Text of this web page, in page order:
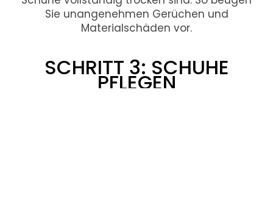
Sie unangenehmen Gerüchen und
Materialschäden vor.
SCHRITT 3: SCHUHE
PFLEGEN